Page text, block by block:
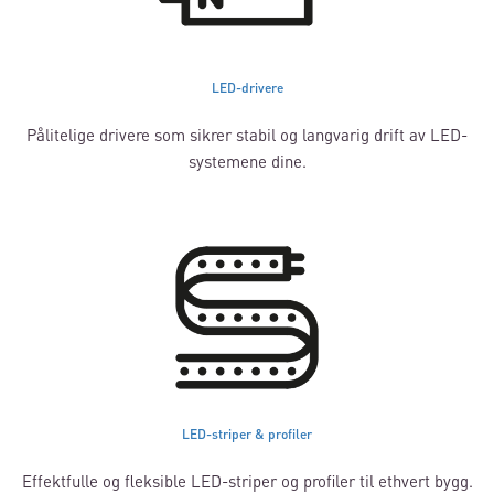
LED-drivere
Pålitelige drivere som sikrer stabil og langvarig drift av LED-
systemene dine.
LED-striper & profiler
Effektfulle og fleksible LED-striper og profiler til ethvert bygg.